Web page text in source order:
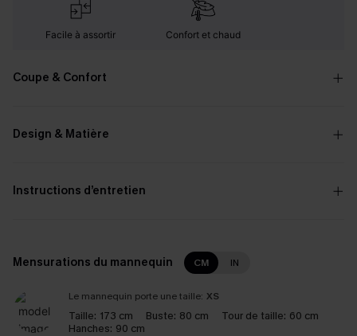
Facile à assortir Confort et chaud
Coupe & Confort
Design & Matière
Instructions d’entretien
Mensurations du mannequin CM IN
Le mannequin porte une taille: XS
Taille: 173 cm Buste: 80 cm Tour de taille: 60 cm
Hanches: 90 cm